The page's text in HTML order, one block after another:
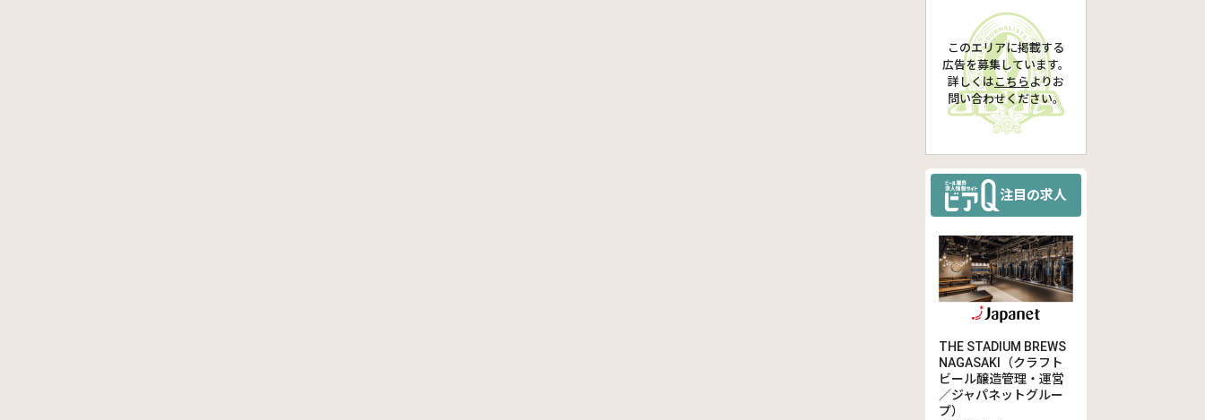
このエリアに掲載する
広告を募集しています。
詳しくは こちらより お
問い合わせください。
注目の求人
THE STADIUM BREWS
NAGASAKI（クラフト
ビール醸造管理・運営
／ジャパネットグルー
プ）